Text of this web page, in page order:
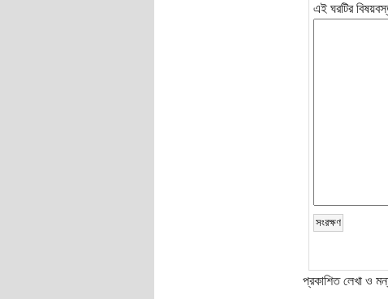
এই ঘরটির
প্রকাশিত লেখা ও